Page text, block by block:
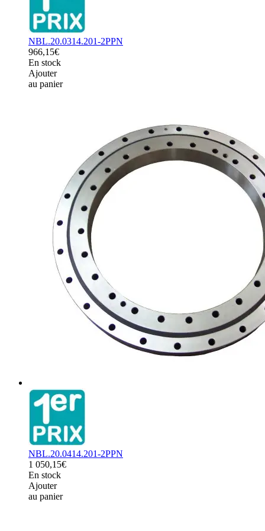
NBL.20.0314.201-2PPN
966,15€
En stock
Ajouter
au panier
NBL.20.0414.201-2PPN
1 050,15€
En stock
Ajouter
au panier